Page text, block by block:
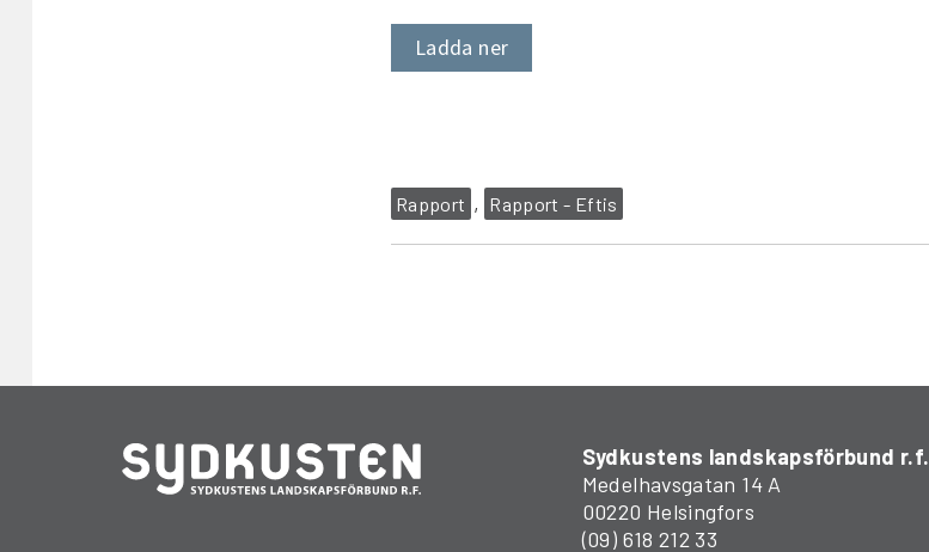
Rapport Rapport - Eftis
Ladda ner
Sydkustens landskapsförbund r.f.
Medelhavsgatan 14 A
00220 Helsingfors
(09) 618 212 33